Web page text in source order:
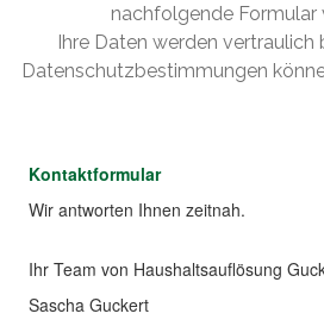
nachfolgende Formular
Ihre Daten werden vertraulich
Datenschutzbestimmungen